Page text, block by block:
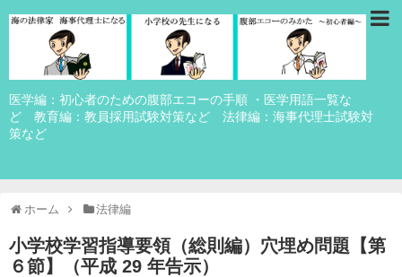
医学編：初心者のための腹部エコーの手順 ・医学用語一覧な
ど 教育編：教員採用試験対策など 法律編：海事代理士試験対
策など
ホーム 法律編
小学校学習指導要領（総則編）穴埋め問題【第
６節】（平成 29 年告示）